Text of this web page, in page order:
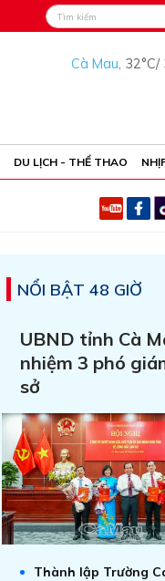
Cà Mau, 32°C/
DU LỊCH - THỂ THAO
NỔI BẬT 48 GIỜ
UBND tỉnh Cà
nhiệm 3 phó
sở
Thành lập Trường